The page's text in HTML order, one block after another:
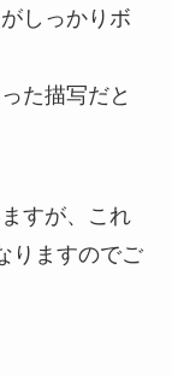
しっかりボ
た描写だと
すが、これ
りますのでご